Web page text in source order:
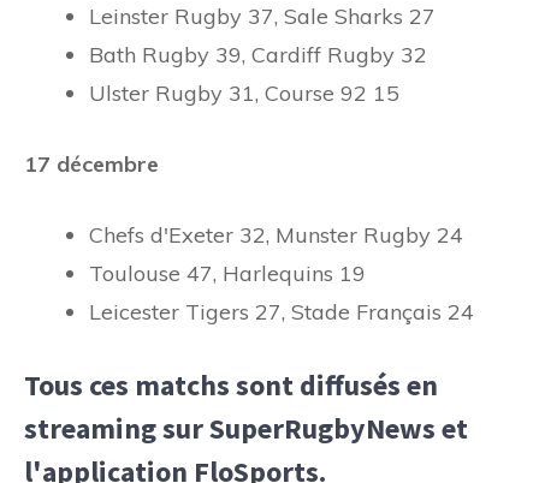
Leinster Rugby 37, Sale Sharks 27
Bath Rugby 39, Cardiff Rugby 32
Ulster Rugby 31, Course 92 15
17 décembre
Chefs d'Exeter 32, Munster Rugby 24
Toulouse 47, Harlequins 19
Leicester Tigers 27, Stade Français 24
Tous ces matchs sont diffusés en
streaming sur SuperRugbyNews et
l'application FloSports.